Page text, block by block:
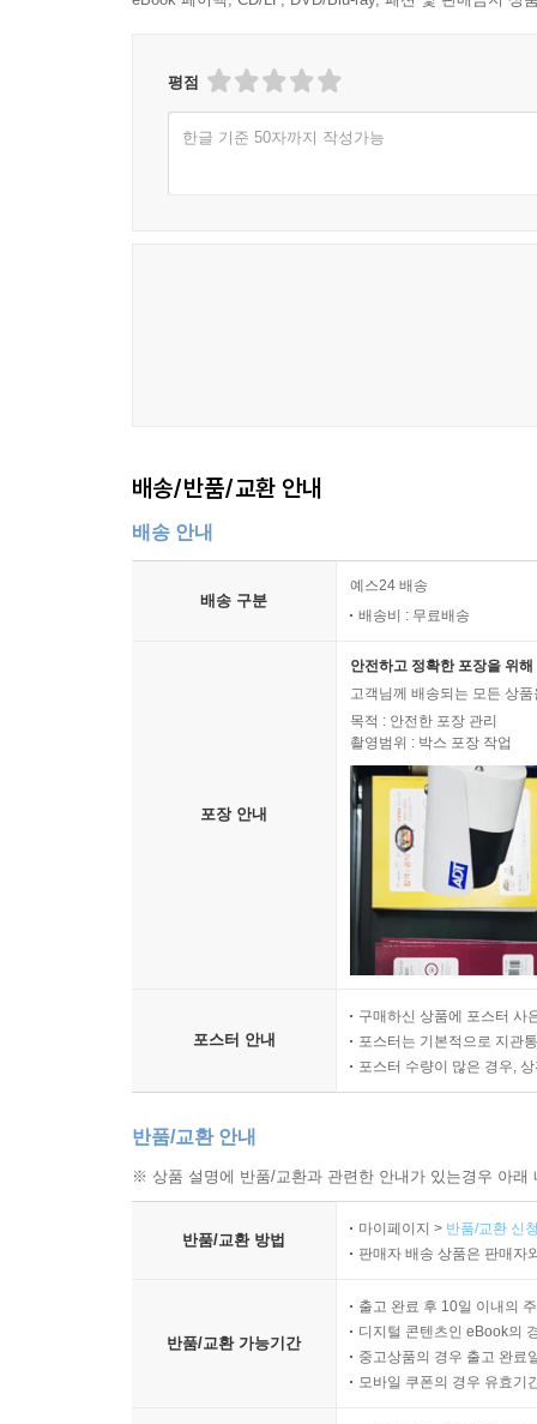
평점
한글 기준 50자까지 작성가능
배송/반품/교환 안내
배송 안내
배송 구분
예스24 배송
배송비 : 무료배송
포장 안내
안전하고 정확한 포장을 위
고객님께 배송되는 모든 상
목적 : 안전한 포장 관리
촬영범위 : 박스 포장 작업
포스터 안내
구매하신 상품에 포스터 사
포스터는 기본적으로 지관
포스터 수량이 많은 경우,
반품/교환 안내
※ 상품 설명에 반품/교환과 관련한 안내가 있는경우 아
반품/교환 방법
마이페이지 > 반품/교환 신
판매자 배송 상품은 판매자
반품/교환 가능기간
출고 완료 후 10일 이내의
디지털 콘텐츠인 eBook의
중고상품의 경우 출고 완료
모바일 쿠폰의 경우 유효기